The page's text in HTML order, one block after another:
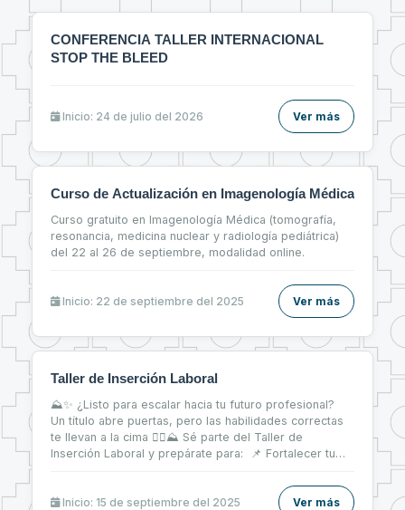
CONFERENCIA TALLER INTERNACIONAL
STOP THE BLEED
Inicio: 24 de julio del 2026 Ver más
Curso de Actualización en Imagenología Médica
Curso gratuito en Imagenología Médica (tomografía,
resonancia, medicina nuclear y radiología pediátrica)
del 22 al 26 de septiembre, modalidad online.
Inicio: 22 de septiembre del 2025 Ver más
Taller de Inserción Laboral
⛰✨ ¿Listo para escalar hacia tu futuro profesional?
Un título abre puertas, pero las habilidades correctas
te llevan a la cima 🧗‍♀⛰ Sé parte del Taller de
Inserción Laboral y prepárate para: 📌 Fortalecer tu
primeros pasos firmes en el mercado laboral 💼
Inicio: 15 de septiembre del 2025
Ver más